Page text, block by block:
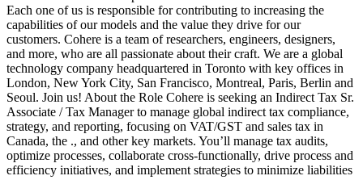
Each one of us is responsible for contributing to increasing the
capabilities of our models and the value they drive for our
customers. Cohere is a team of researchers, engineers, designers,
and more, who are all passionate about their craft. We are a global
technology company headquartered in Toronto with key offices in
London, New York City, San Francisco, Montreal, Paris, Berlin and
Seoul. Join us! About the Role Cohere is seeking an Indirect Tax Sr.
Associate / Tax Manager to manage global indirect tax compliance,
strategy, and reporting, focusing on VAT/GST and sales tax in
Canada, the ., and other key markets. You’ll manage tax audits,
optimize processes, collaborate cross-functionally, drive process and
efficiency initiatives, and implement strategies to minimize liabilities